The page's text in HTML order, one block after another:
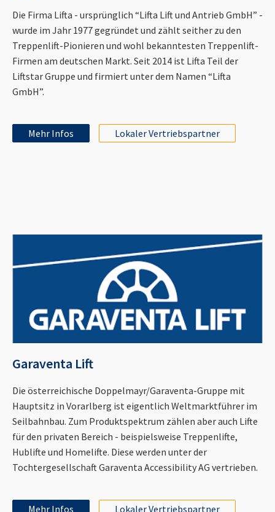
Die Firma Lifta - ursprünglich “Lifta Lift und Antrieb GmbH” -
wurde im Jahr 1977 gegründet und zählt seither zu den
Treppenlift-Pionieren und wohl bekanntesten Treppenlift-
Firmen am deutschen Markt. Seit 2014 ist Lifta Teil der
Liftstar Gruppe und firmiert unter dem Namen “Lifta
GmbH”.
Mehr Infos Lokaler Vertriebspartner
Garaventa Lift
Die österreichische Doppelmayr/Garaventa-Gruppe mit
Hauptsitz in Vorarlberg ist eigentlich Weltmarktführer im
Seilbahnbau. Zum Produktspektrum zählen aber auch Lifte
für den privaten Bereich - beispielsweise Treppenlifte,
Hublifte und Homelifte. Diese werden unter der
Tochtergesellschaft Garaventa Accessibility AG vertrieben.
Mehr Infos Lokaler Vertriebspartner